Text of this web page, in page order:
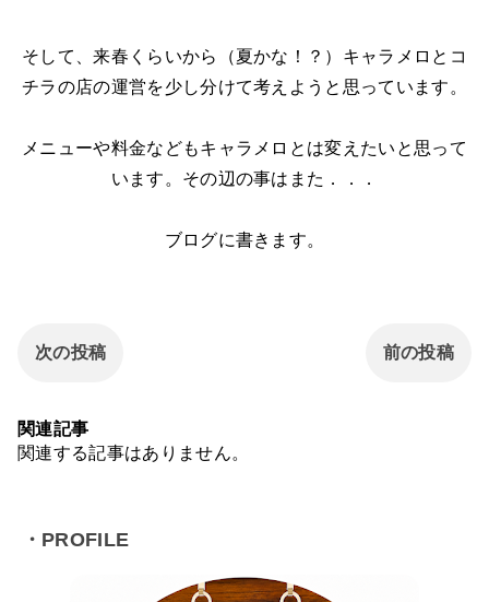
そして、来春くらいから（夏かな！？）キャラメロとコ
チラの店の運営を少し分けて考えようと思っています。
メニューや料金などもキャラメロとは変えたいと思って
います。その辺の事はまた．．．
ブログに書きます。
次の投稿 前の投稿
関連記事
関連する記事はありません。
・PROFILE